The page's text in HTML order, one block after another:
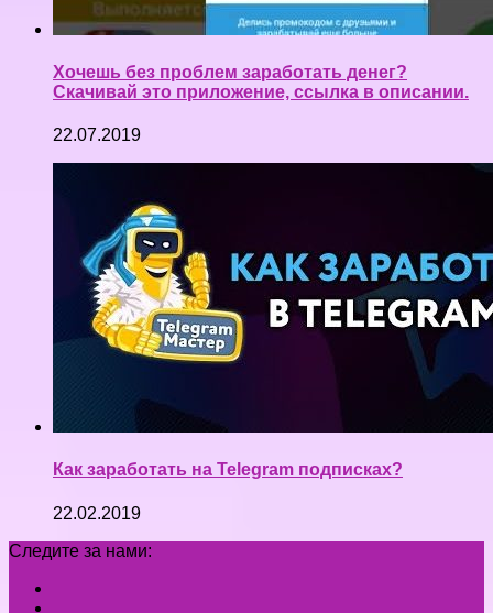
Хочешь без проблем заработать денег?
Скачивай это приложение, ссылка в описании.
22.07.2019
Как заработать на Telegram подписках?
22.02.2019
Следите за нами: